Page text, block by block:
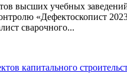
высших учебных
«Дефектоскопист
сварочного...